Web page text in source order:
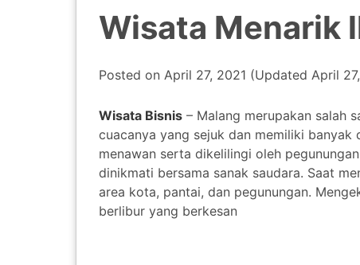
Wisata Menarik
Posted on April 27, 2021 (Updated April
Wisata Bisnis – Malang merupakan salah
cuacanya yang sejuk dan memiliki banyak
menawan serta dikelilingi oleh
dinikmati bersama sanak saudara. Saat
area kota, pantai, dan pegunungan.
berlibur yang berkesan